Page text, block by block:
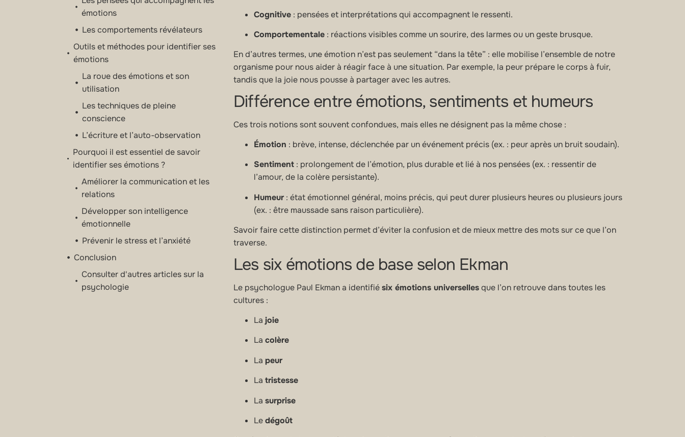
émotions
Les comportements révélateurs
Outils et méthodes pour identifier ses
émotions
La roue des émotions et son
utilisation
Les techniques de pleine
conscience
L’écriture et l’auto-observation
Pourquoi il est essentiel de savoir
identifier ses émotions ?
Améliorer la communication et les
relations
Développer son intelligence
émotionnelle
Prévenir le stress et l’anxiété
Conclusion
Consulter d'autres articles sur la
psychologie
Cognitive : pensées et interprétations qui accompagnent le ressenti.
Comportementale : réactions visibles comme un sourire, des larmes ou un geste brusque.
En d’autres termes, une émotion n’est pas seulement “dans la tête” : elle mobilise l’ensemble de notre
organisme pour nous aider à réagir face à une situation. Par exemple, la peur prépare le corps à fuir,
tandis que la joie nous pousse à partager avec les autres.
Différence entre émotions, sentiments et humeurs
Ces trois notions sont souvent confondues, mais elles ne désignent pas la même chose :
Émotion : brève, intense, déclenchée par un événement précis (ex. : peur après un bruit soudain).
Sentiment : prolongement de l’émotion, plus durable et lié à nos pensées (ex. : ressentir de
l’amour, de la colère persistante).
Humeur : état émotionnel général, moins précis, qui peut durer plusieurs heures ou plusieurs jours
(ex. : être maussade sans raison particulière).
Savoir faire cette distinction permet d’éviter la confusion et de mieux mettre des mots sur ce que l’on
traverse.
Les six émotions de base selon Ekman
Le psychologue Paul Ekman a identifiésix émotions universellesque l’on retrouve dans toutes les
cultures :
La joie
La colère
La peur
La tristesse
La surprise
Ledégoût